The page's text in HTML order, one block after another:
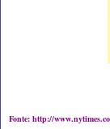
Fonte: http://